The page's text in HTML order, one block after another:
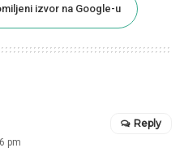
izvor na Google-u
pm
Reply